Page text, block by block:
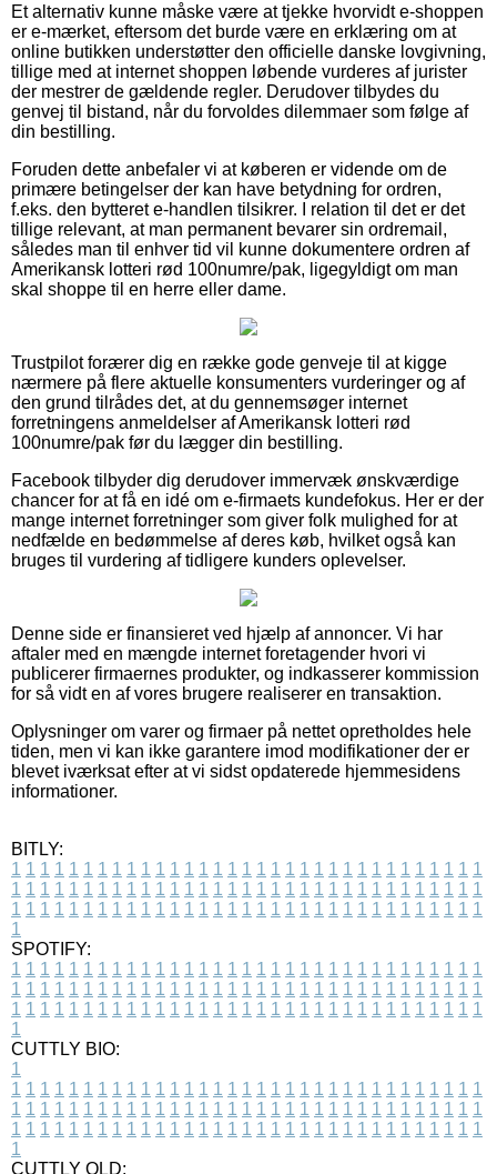
Et alternativ kunne måske være at tjekke hvorvidt e-shoppen
er e-mærket, eftersom det burde være en erklæring om at
online butikken understøtter den officielle danske lovgivning,
tillige med at internet shoppen løbende vurderes af jurister
der mestrer de gældende regler. Derudover tilbydes du
genvej til bistand, når du forvoldes dilemmaer som følge af
din bestilling.
Foruden dette anbefaler vi at køberen er vidende om de
primære betingelser der kan have betydning for ordren,
f.eks. den bytteret e-handlen tilsikrer. I relation til det er det
tillige relevant, at man permanent bevarer sin ordremail,
således man til enhver tid vil kunne dokumentere ordren af
Amerikansk lotteri rød 100numre/pak, ligegyldigt om man
skal shoppe til en herre eller dame.
Trustpilot forærer dig en række gode genveje til at kigge
nærmere på flere aktuelle konsumenters vurderinger og af
den grund tilrådes det, at du gennemsøger internet
forretningens anmeldelser af Amerikansk lotteri rød
100numre/pak før du lægger din bestilling.
Facebook tilbyder dig derudover immervæk ønskværdige
chancer for at få en idé om e-firmaets kundefokus. Her er der
mange internet forretninger som giver folk mulighed for at
nedfælde en bedømmelse af deres køb, hvilket også kan
bruges til vurdering af tidligere kunders oplevelser.
Denne side er finansieret ved hjælp af annoncer. Vi har
aftaler med en mængde internet foretagender hvori vi
publicerer firmaernes produkter, og indkasserer kommission
for så vidt en af vores brugere realiserer en transaktion.
Oplysninger om varer og firmaer på nettet opretholdes hele
tiden, men vi kan ikke garantere imod modifikationer der er
blevet iværksat efter at vi sidst opdaterede hjemmesidens
informationer.
BITLY:
1 1 1 1 1 1 1 1 1 1 1 1 1 1 1 1 1 1 1 1 1 1 1 1 1 1 1 1 1 1 1 1 1
1 1 1 1 1 1 1 1 1 1 1 1 1 1 1 1 1 1 1 1 1 1 1 1 1 1 1 1 1 1 1 1 1
1 1 1 1 1 1 1 1 1 1 1 1 1 1 1 1 1 1 1 1 1 1 1 1 1 1 1 1 1 1 1 1 1
1
SPOTIFY:
1 1 1 1 1 1 1 1 1 1 1 1 1 1 1 1 1 1 1 1 1 1 1 1 1 1 1 1 1 1 1 1 1
1 1 1 1 1 1 1 1 1 1 1 1 1 1 1 1 1 1 1 1 1 1 1 1 1 1 1 1 1 1 1 1 1
1 1 1 1 1 1 1 1 1 1 1 1 1 1 1 1 1 1 1 1 1 1 1 1 1 1 1 1 1 1 1 1 1
1
CUTTLY BIO:
1
1 1 1 1 1 1 1 1 1 1 1 1 1 1 1 1 1 1 1 1 1 1 1 1 1 1 1 1 1 1 1 1 1
1 1 1 1 1 1 1 1 1 1 1 1 1 1 1 1 1 1 1 1 1 1 1 1 1 1 1 1 1 1 1 1 1
1 1 1 1 1 1 1 1 1 1 1 1 1 1 1 1 1 1 1 1 1 1 1 1 1 1 1 1 1 1 1 1 1
1
CUTTLY OLD: